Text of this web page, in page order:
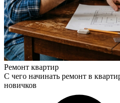
Ремонт квартир
С чего начинать ремонт в
новичков